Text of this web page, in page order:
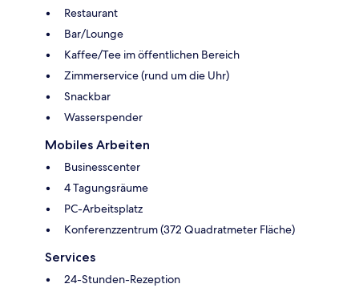
Restaurant
Bar/Lounge
Kaffee/Tee im öffentlichen Bereich
Zimmerservice (rund um die Uhr)
Snackbar
Wasserspender
Mobiles Arbeiten
Businesscenter
4 Tagungsräume
PC-Arbeitsplatz
Konferenzzentrum (372 Quadratmeter Fläche)
Services
24-Stunden-Rezeption